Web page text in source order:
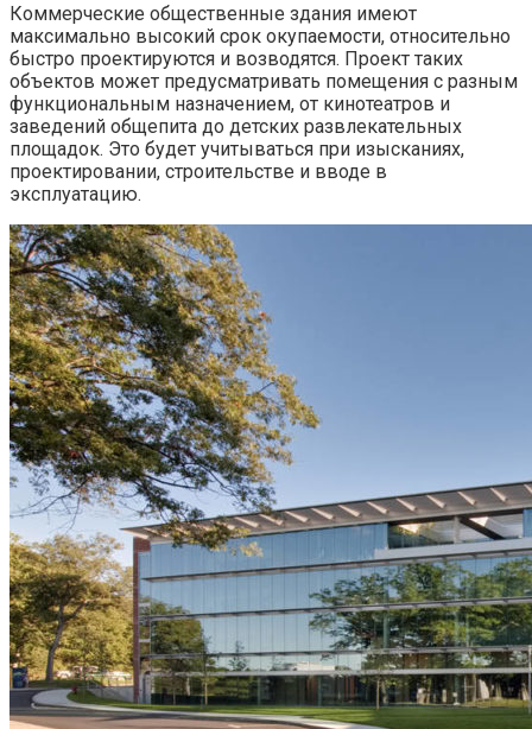
Коммерческие общественные здания имеют
максимально высокий срок окупаемости, относительно
быстро проектируются и возводятся. Проект таких
объектов может предусматривать помещения с разным
функциональным назначением, от кинотеатров и
заведений общепита до детских развлекательных
площадок. Это будет учитываться при изысканиях,
проектировании, строительстве и вводе в
эксплуатацию.